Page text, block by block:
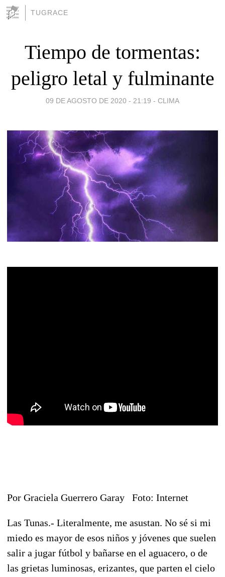
TUGRACE
Tiempo de tormentas:
peligro letal y fulminante
09 DE AGOSTO DE 2020 - 21:19 - CLIMA
Por Graciela Guerrero Garay Foto: Internet
Las Tunas.- Literalmente, me asustan. No sé si mi
miedo es mayor de esos niños y jóvenes que suelen
salir a jugar fútbol y bañarse en el aguacero, o de
las grietas luminosas, erizantes, que parten el cielo